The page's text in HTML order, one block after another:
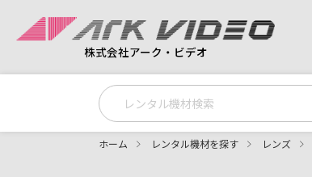
株式会社アーク・ビデオ
ホーム レンタル機材を探す レンズ